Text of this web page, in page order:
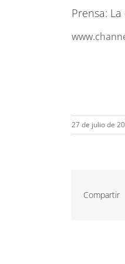
Prensa:
27 de julio de
Compartir